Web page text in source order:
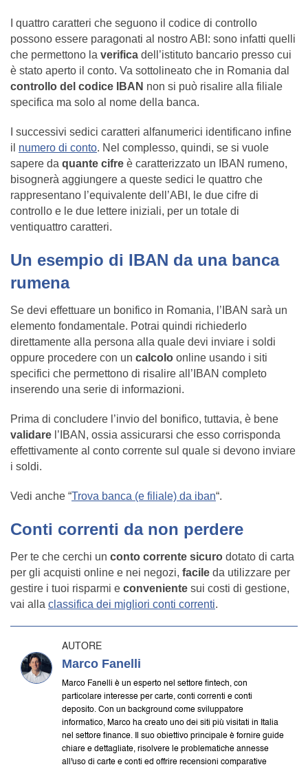
I quattro caratteri che seguono il codice di controllo
possono essere paragonati al nostro ABI: sono infatti quelli
che permettono la verifica dell’istituto bancario presso cui
è stato aperto il conto. Va sottolineato che in Romania dal
controllo del codice IBAN non si può risalire alla filiale
specifica ma solo al nome della banca.
I successivi sedici caratteri alfanumerici identificano infine
il numero di conto. Nel complesso, quindi, se si vuole
sapere da quante cifre è caratterizzato un IBAN rumeno,
bisognerà aggiungere a queste sedici le quattro che
rappresentano l’equivalente dell’ABI, le due cifre di
controllo e le due lettere iniziali, per un totale di
ventiquattro caratteri.
Un esempio di IBAN da una banca
rumena
Se devi effettuare un bonifico in Romania, l’IBAN sarà un
elemento fondamentale. Potrai quindi richiederlo
direttamente alla persona alla quale devi inviare i soldi
oppure procedere con un calcolo online usando i siti
specifici che permettono di risalire all’IBAN completo
inserendo una serie di informazioni.
Prima di concludere l’invio del bonifico, tuttavia, è bene
validare l’IBAN, ossia assicurarsi che esso corrisponda
effettivamente al conto corrente sul quale si devono inviare
i soldi.
Vedi anche “Trova banca (e filiale) da iban“.
Conti correnti da non perdere
Per te che cerchi un conto corrente sicuro dotato di carta
per gli acquisti online e nei negozi, facile da utilizzare per
gestire i tuoi risparmi e conveniente sui costi di gestione,
vai alla classifica dei migliori conti correnti.
AUTORE
Marco Fanelli
Marco Fanelli è un esperto nel settore fintech, con
particolare interesse per carte, conti correnti e conti
deposito. Con un background come sviluppatore
informatico, Marco ha creato uno dei siti più visitati in Italia
nel settore finance. Il suo obiettivo principale è fornire guide
chiare e dettagliate, risolvere le problematiche annesse
all'uso di carte e conti ed offrire recensioni comparative